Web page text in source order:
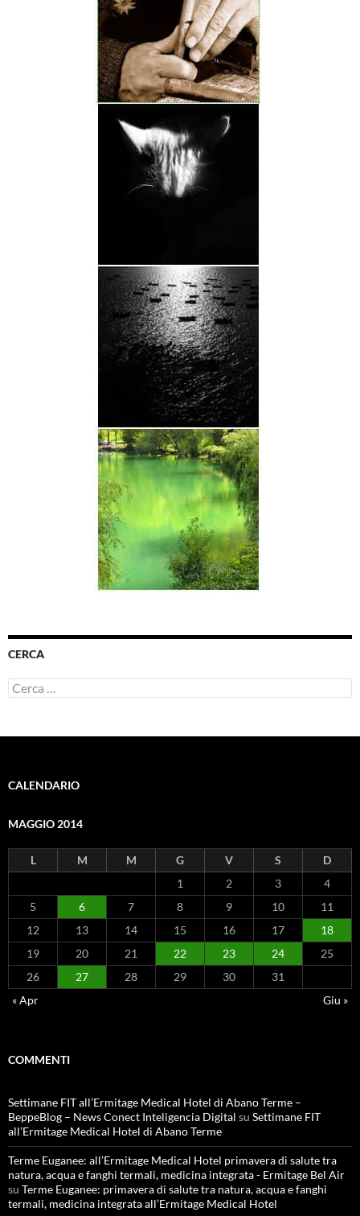
CERCA
Ricerca
per:
CALENDARIO
MAGGIO 2014
L M M G V S
D
1
2 3
4
5
6 7 8 9 10
11
12
13 14 15 16 17
18
19
20 21 22 23 24
25
26
27 28 29 30
31
« Apr
Giu »
COMMENTI
Settimane FIT all’Ermitage Medical Hotel di Abano Terme –
BeppeBlog – News Conect Inteligencia Digital su Settimane FIT
all’Ermitage Medical Hotel di Abano Terme
Terme Euganee: all’Ermitage Medical Hotel primavera di salute tra
natura, acqua e fanghi termali, medicina integrata - Ermitage Bel Air
su Terme Euganee: primavera di salute tra natura, acqua e fanghi
termali, medicina integrata all’Ermitage Medical Hotel